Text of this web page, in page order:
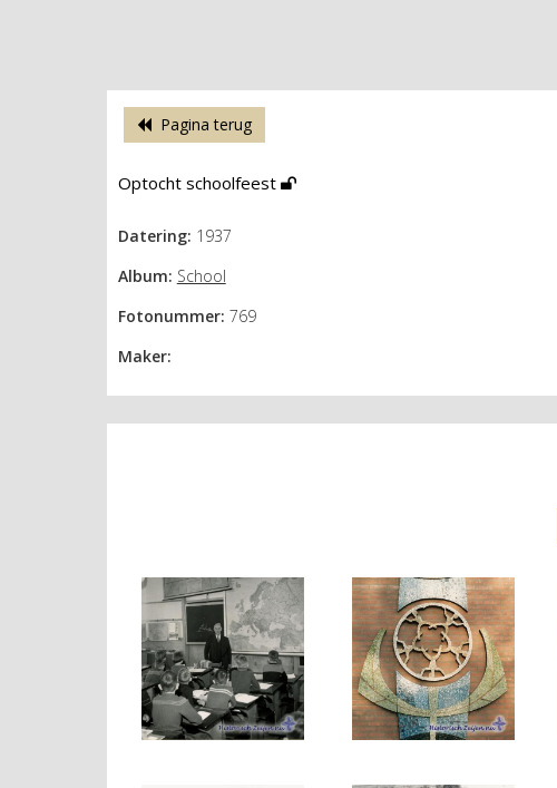
Pagina terug
Optocht schoolfeest
Datering: 1937
Album: School
Fotonummer: 769
Maker: